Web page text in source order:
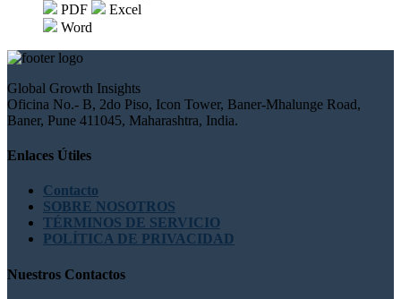
PDF
Excel
Word
Global Growth Insights
Oficina No.- B, 2do Piso, Icon Tower, Baner-Mhalunge Road,
Baner, Pune 411045, Maharashtra, India.
Enlaces Útiles
Contacto
SOBRE NOSOTROS
TÉRMINOS DE SERVICIO
POLÍTICA DE PRIVACIDAD
Nuestros Contactos